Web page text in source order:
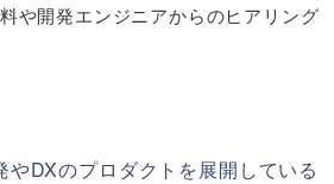
や開発エンジニアからのヒアリング
DXのプロダクトを展開している